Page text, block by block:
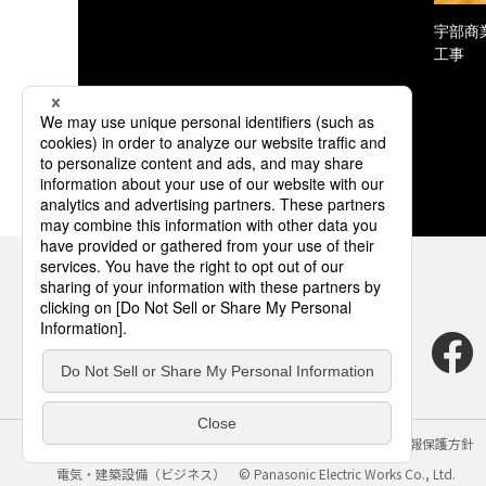
宇部商
工事
サイトのご利用にあたって クッキーポリシー
個人情報保護方針
電気・建築設備（ビジネス）
© Panasonic Electric Works Co., Ltd.